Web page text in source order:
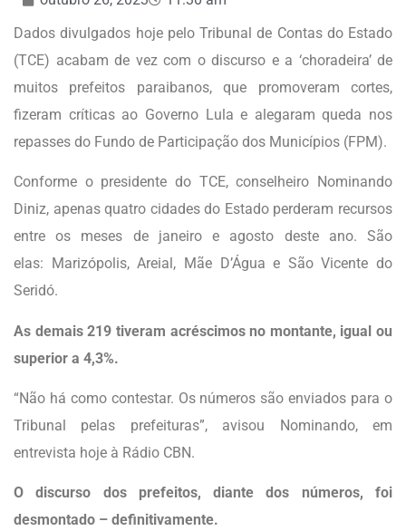
Dados divulgados hoje pelo Tribunal de Contas do Estado
(TCE) acabam de vez com o discurso e a ‘choradeira’ de
muitos prefeitos paraibanos, que promoveram cortes,
fizeram críticas ao Governo Lula e alegaram queda nos
repasses do Fundo de Participação dos Municípios (FPM).
Conforme o presidente do TCE, conselheiro Nominando
Diniz, apenas quatro cidades do Estado perderam recursos
entre os meses de janeiro e agosto deste ano. São
elas: Marizópolis, Areial, Mãe D’Água e São Vicente do
Seridó.
As demais 219 tiveram acréscimos no montante, igual ou
superior a 4,3%.
“Não há como contestar. Os números são enviados para o
Tribunal pelas prefeituras”, avisou Nominando, em
entrevista hoje à Rádio CBN.
O discurso dos prefeitos, diante dos números, foi
desmontado – definitivamente.